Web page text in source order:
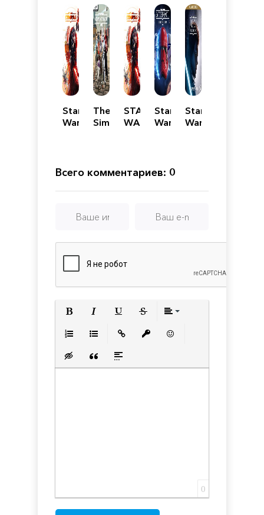
Star
Wars
The
Sims
Путешествие
Батуу
STAR
WARS:
Star
Wars
Edition
Star
Wars
Edition
Всего комментариев: 0
Вставка скрытого текста
Вставка цитаты
Вставка спойлера
0